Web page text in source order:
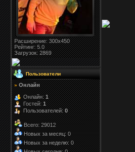
Расширение: 300x450
Рейтинг:5.0
Загрузок: 2869
Пользователи
» Онлайн
Онлайн:1
Гостей:1
Пользователей:0
Всего: 29012
Новых за месяц: 0
Новых за неделю: 0